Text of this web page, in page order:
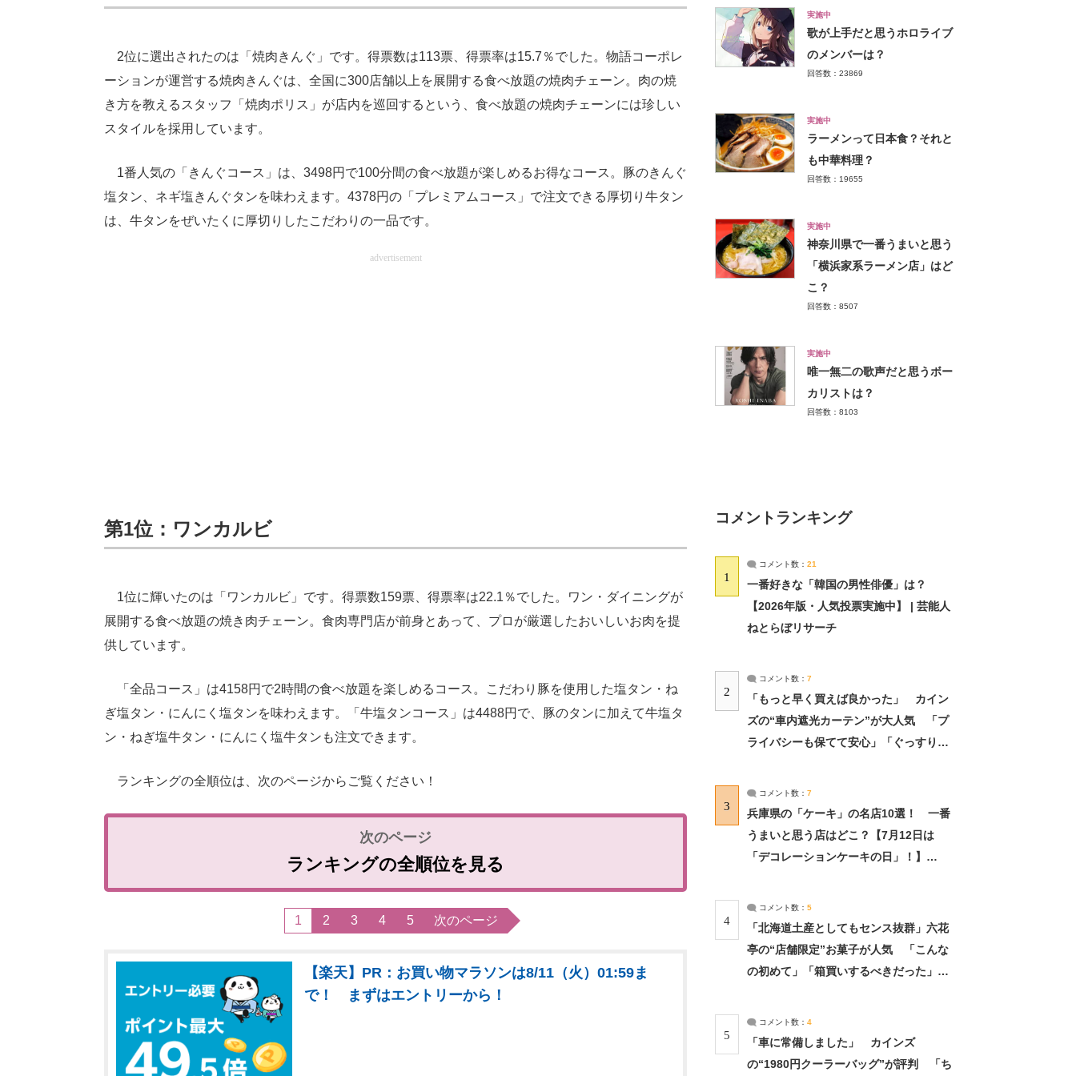
2位に選出されたのは「焼肉きんぐ」です。得票数は113票、得票率は15.7％でした。物語コーポレ
ーションが運営する焼肉きんぐは、全国に300店舗以上を展開する食べ放題の焼肉チェーン。肉の焼
き方を教えるスタッフ「焼肉ポリス」が店内を巡回するという、食べ放題の焼肉チェーンには珍しい
スタイルを採用しています。
1番人気の「きんぐコース」は、3498円で100分間の食べ放題が楽しめるお得なコース。豚のきんぐ
塩タン、ネギ塩きんぐタンを味わえます。4378円の「プレミアムコース」で注文できる厚切り牛タン
は、牛タンをぜいたくに厚切りしたこだわりの一品です。
advertisement
第1位：ワンカルビ
1位に輝いたのは「ワンカルビ」です。得票数159票、得票率は22.1％でした。ワン・ダイニングが
展開する食べ放題の焼き肉チェーン。食肉専門店が前身とあって、プロが厳選したおいしいお肉を提
供しています。
「全品コース」は4158円で2時間の食べ放題を楽しめるコース。こだわり豚を使用した塩タン・ね
ぎ塩タン・にんにく塩タンを味わえます。「牛塩タンコース」は4488円で、豚のタンに加えて牛塩タ
ン・ねぎ塩牛タン・にんにく塩牛タンも注文できます。
ランキングの全順位は、次のページからご覧ください！
ランキングの全順位を見る
1 2 3 4 5 次のページ
【楽天】PR：お買い物マラソンは8/11（火）01:59ま
で！ まずはエントリーから！
実施中
歌が上手だと思うホロライブ
のメンバーは？
回答数：23869
実施中
ラーメンって日本食？それと
も中華料理？
回答数：19655
実施中
神奈川県で一番うまいと思う
「横浜家系ラーメン店」はど
こ？
回答数：8507
実施中
唯一無二の歌声だと思うボー
カリストは？
回答数：8103
コメントランキング
1
コメント数： 21
一番好きな「韓国の男性俳優」は？
【2026年版・人気投票実施中】 | 芸能人
ねとらぼリサーチ
2
コメント数： 7
「もっと早く買えば良かった」 カイン
ズの“車内遮光カーテン”が大人気 「プ
ライバシーも保てて安心」「ぐっすり眠
3
コメント数： 7
兵庫県の「ケーキ」の名店10選！ 一番
うまいと思う店はどこ？【7月12日は
「デコレーションケーキの日」！】
4
コメント数： 5
「北海道土産としてもセンス抜群」六花
亭の“店舗限定”お菓子が人気 「こんな
の初めて」「箱買いするべきだった」
5
コメント数： 4
「車に常備しました」 カインズ
の“1980円クーラーバッグ”が評判 「ち